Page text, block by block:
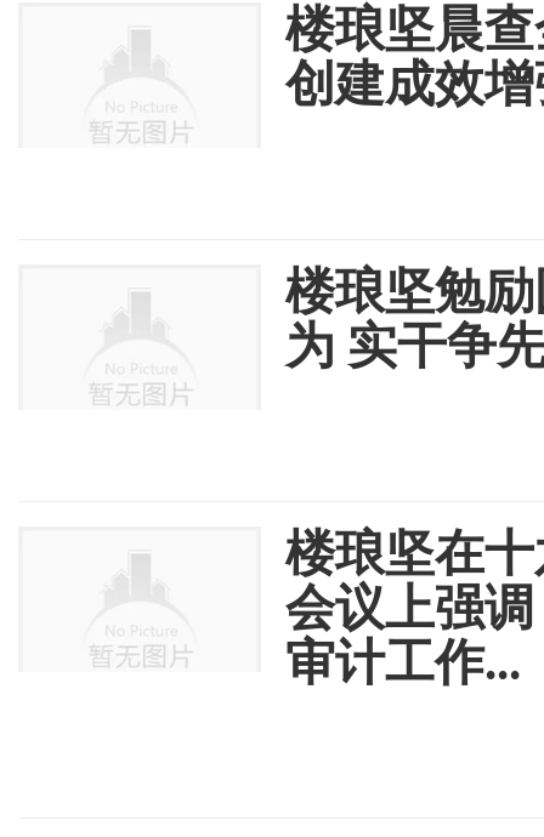
楼琅坚晨
创建成效
楼琅坚勉
为 实干争
楼琅坚在
会议上强
审计工作...